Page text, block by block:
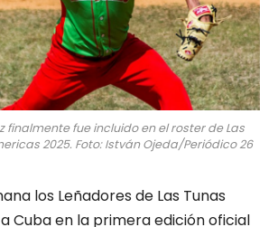
finalmente fue incluido en el roster de Las
2025. Foto: István Ojeda/Periódico 26
los Leñadores de Las Tunas
Cuba en la primera edición oficial